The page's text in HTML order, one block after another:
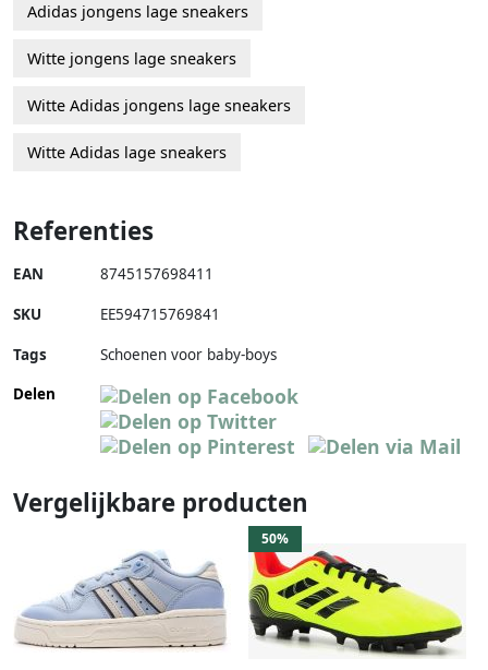
Adidas jongens lage sneakers
Witte jongens lage sneakers
Witte Adidas jongens lage sneakers
Witte Adidas lage sneakers
Referenties
EAN 8745157698411
SKU EE594715769841
Tags
Schoenen voor baby-boys
Delen
Vergelijkbare producten
50%